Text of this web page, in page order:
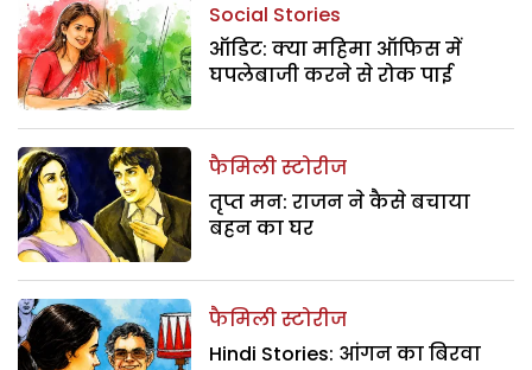
Social Stories
ऑडिट: क्या महिमा ऑफिस में
घपलेबाजी करने से रोक पाई
फैमिली स्टोरीज
तृप्त मन: राजन ने कैसे बचाया
बहन का घर
फैमिली स्टोरीज
Hindi Stories: आंगन का बिरवा